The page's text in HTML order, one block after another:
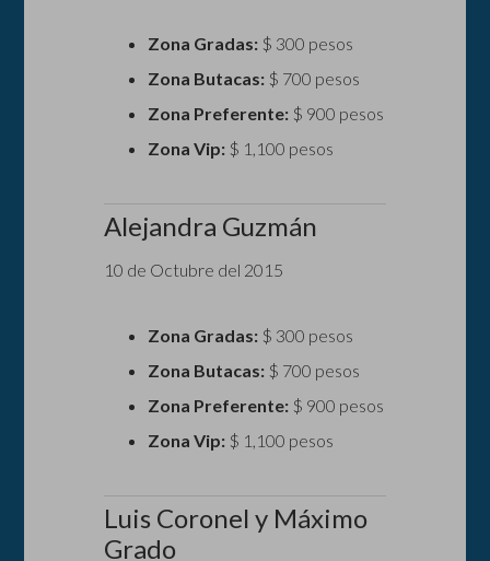
Zona Gradas: $ 300 pesos
Zona Butacas: $ 700 pesos
Zona Preferente: $ 900 pesos
Zona Vip: $ 1,100 pesos
Alejandra Guzmán
10 de Octubre del 2015
Zona Gradas: $ 300 pesos
Zona Butacas: $ 700 pesos
Zona Preferente: $ 900 pesos
Zona Vip: $ 1,100 pesos
Luis Coronel y Máximo
Grado